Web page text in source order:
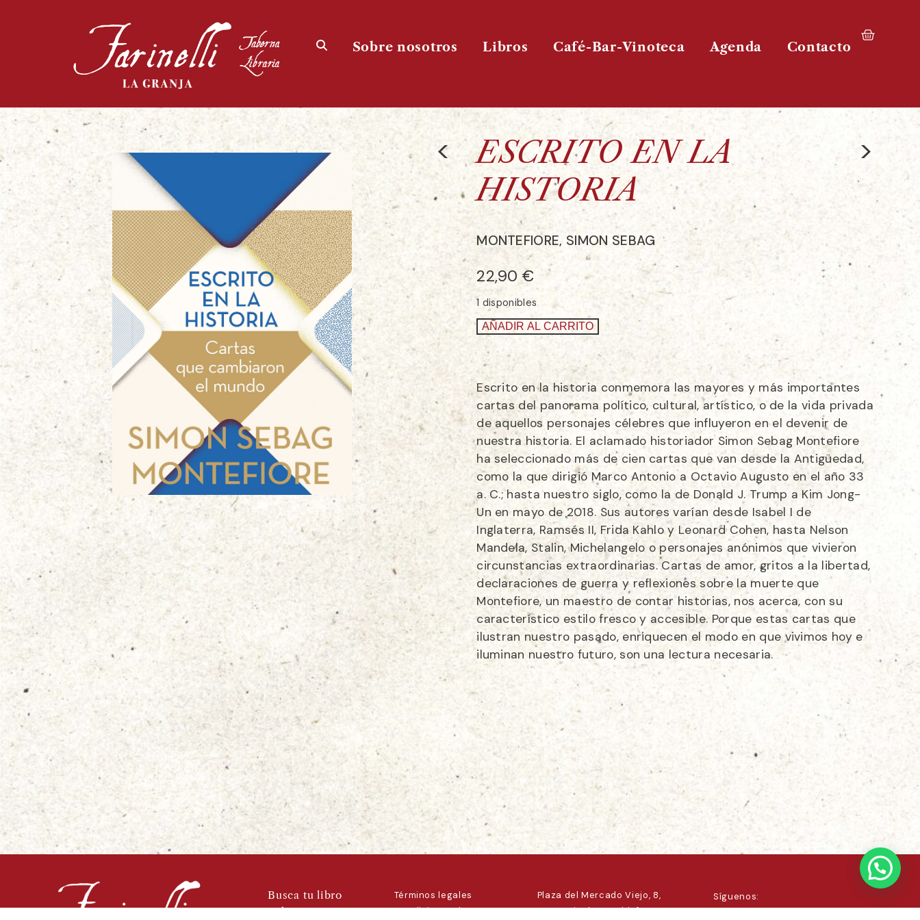
Sobre nosotros Libros Café-Bar-Vinoteca Agenda Contacto
< >
ESCRITO EN LA
HISTORIA
MONTEFIORE, SIMON SEBAG
22,90€
1 disponibles
AÑADIR AL CARRITO
Escrito en la historia conmemora las mayores y más importantes
cartas del panorama político, cultural, artístico, o de la vida privada
de aquellos personajes célebres que influyeron en el devenir de
nuestra historia. El aclamado historiador Simon Sebag Montefiore
ha seleccionado más de cien cartas que van desde la Antigüedad,
como la que dirigió Marco Antonio a Octavio Augusto en el año 33
a. C.; hasta nuestro siglo, como la de Donald J. Trump a Kim Jong-
Un en mayo de 2018. Sus autores varían desde Isabel I de
Inglaterra, Ramsés II, Frida Kahlo y Leonard Cohen, hasta Nelson
Mandela, Stalin, Michelangelo o personajes anónimos que vivieron
circunstancias extraordinarias. Cartas de amor, gritos a la libertad,
declaraciones de guerra y reflexiones sobre la muerte que
Montefiore, un maestro de contar historias, nos acerca, con su
característico estilo fresco y accesible. Porque estas cartas que
ilustran nuestro pasado, enriquecen el modo en que vivimos hoy e
iluminan nuestro futuro, son una lectura necesaria.
Busca tu libro
Sobre nosotros
Términos legales
Condiciones de uso
Plaza del Mercado Viejo, 8,
La Granja de San Ildefonso,
Síguenos: